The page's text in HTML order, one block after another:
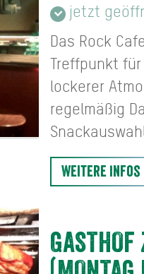
jetzt
Das Rock
Treffpunkt
lockerer
regelmäßig
Weitere Infos
GASTHOF